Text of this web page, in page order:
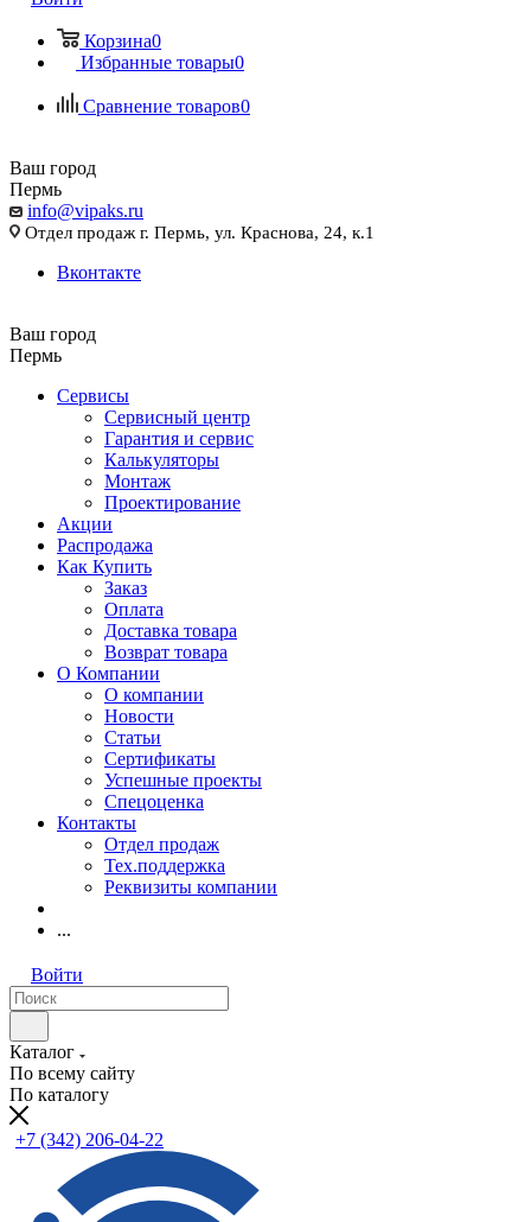
Корзина0
Избранные товары0
Сравнение товаров0
Ваш город
Пермь
info@vipaks.ru
Отдел продаж г. Пермь, ул. Краснова, 24, к.1
Вконтакте
Ваш город
Пермь
Сервисы
Сервисный центр
Гарантия и сервис
Калькуляторы
Монтаж
Проектирование
Акции
Распродажа
Как Купить
Заказ
Оплата
Доставка товара
Возврат товара
О Компании
О компании
Новости
Статьи
Сертификаты
Успешные проекты
Спецоценка
Контакты
Отдел продаж
Тех.поддержка
Реквизиты компании
...
Войти
Каталог
По всему сайту
По каталогу
+7 (342) 206-04-22